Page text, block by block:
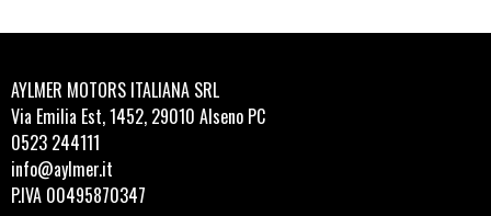
AYLMER MOTORS ITALIANA SRL
Via Emilia Est, 1452, 29010 Alseno PC
0523 244111
info@aylmer.it
P.IVA 00495870347